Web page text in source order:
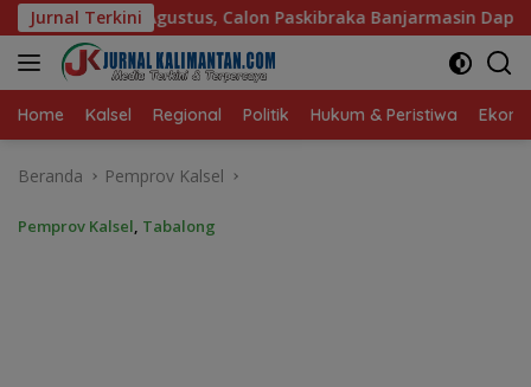
Langsung
ke
konten
Jurnal Terkini
Paskibraka Banjarmasin Dapat Pembekalan dari Alumni
Home Kalsel Regional Politik Hukum & Peristiwa
Beranda Pemprov Kalsel
Pemprov Kalsel, Tabalong